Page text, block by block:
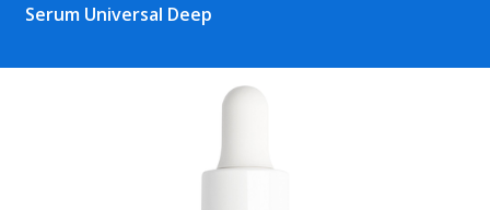
Serum Universal Deep